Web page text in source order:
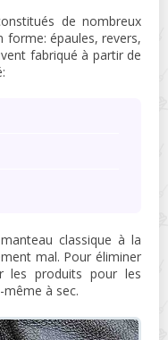
de nombreux
forme: épaules, revers,
fabriqué à partir de
classique à la
mal. Pour éliminer
les produits pour les
à sec.